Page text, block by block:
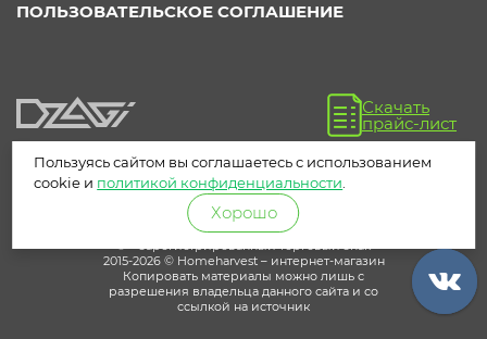
ПОЛЬЗОВАТЕЛЬСКОЕ СОГЛАШЕНИЕ
Скачать
прайс-лист
® – зарегистрированный торговый знак
2015-2026 © Homeharvest – интернет-магазин
Копировать материалы можно лишь с
разрешения владельца данного сайта и со
ссылкой на источник
Пользуясь сайтом вы соглашаетесь с использованием
cookie и политикой конфиденциальности
Хорошо